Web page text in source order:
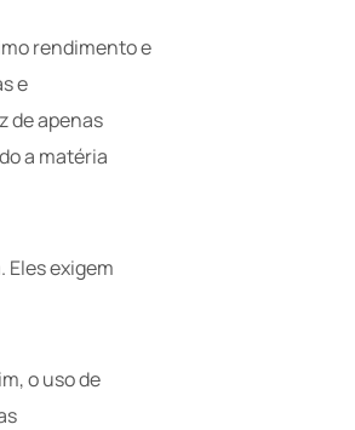
rendimento e
e
de apenas
a matéria
exigem
o uso de